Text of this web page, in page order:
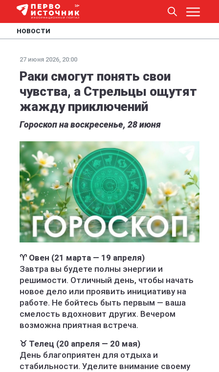
НОВОСТИ
27 июня 2026, 20:00
Раки смогут понять свои
чувства, а Стрельцы ощутят
жажду приключений
Гороскоп на воскресенье, 28 июня
♈ Овен (21 марта — 19 апреля)
Завтра вы будете полны энергии и
решимости. Отличный день, чтобы начать
новое дело или проявить инициативу на
работе. Не бойтесь быть первым — ваша
смелость вдохновит других. Вечером
возможна приятная встреча.
♉ Телец (20 апреля — 20 мая)
День благоприятен для отдыха и
стабильности. Уделите внимание своему